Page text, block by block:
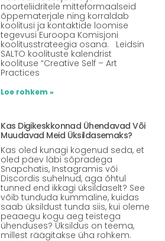
noorteliidritele mitteformaalseid
õppematerjale ning korraldab
koolitusi ja kontaktide loomise
tegevusi Euroopa Komisjoni
koolitusstrateegia osana. Leidsin
SALTO koolituste kalendrist
koolituse “Creative Self – Art
Practices
Loe rohkem »
Kas Digikeskkonnad Ühendavad Või
Muudavad Meid Üksildasemaks?
Kas oled kunagi kogenud seda, et
oled päev läbi sõpradega
Snapchatis, Instagramis või
Discordis suhelnud, aga õhtul
tunned end ikkagi üksildaselt? See
võib tunduda kummaline, kuidas
saab üksildust tunda siis, kui oleme
peaaegu kogu aeg teistega
ühenduses? Üksildus on teema,
millest räägitakse üha rohkem.